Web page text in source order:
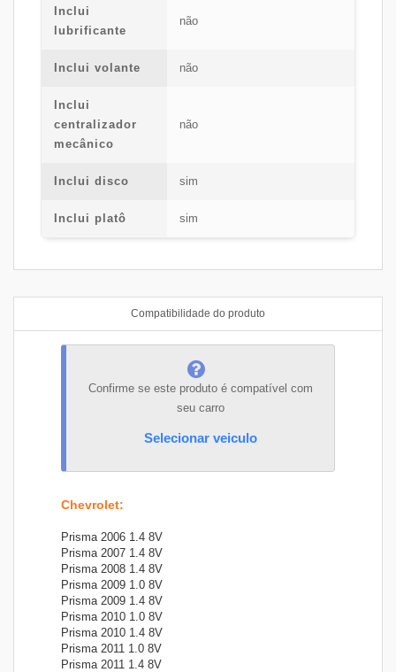
Inclui
lubrificante
não
Inclui volante não
Inclui
centralizador
mecânico
não
Inclui disco sim
Inclui platô sim
Compatibilidade do produto
Confirme se este produto é compatível com
seu carro
Selecionar veiculo
Chevrolet:
Prisma 2006 1.4 8V
Prisma 2007 1.4 8V
Prisma 2008 1.4 8V
Prisma 2009 1.0 8V
Prisma 2009 1.4 8V
Prisma 2010 1.0 8V
Prisma 2010 1.4 8V
Prisma 2011 1.0 8V
Prisma 2011 1.4 8V